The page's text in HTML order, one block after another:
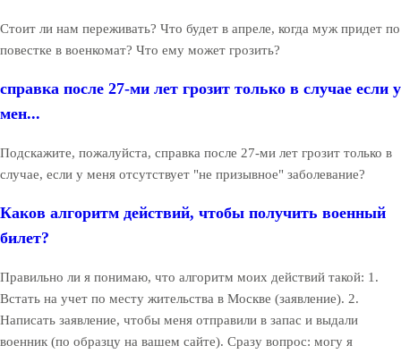
Стоит ли нам переживать? Что будет в апреле, когда муж придет по
повестке в военкомат? Что ему может грозить?
справка после 27-ми лет грозит только в случае если у
мен...
Подскажите, пожалуйста, справка после 27-ми лет грозит только в
случае, если у меня отсутствует "не призывное" заболевание?
Каков алгоритм действий, чтобы получить военный
билет?
Правильно ли я понимаю, что алгоритм моих действий такой: 1.
Встать на учет по месту жительства в Москве (заявление). 2.
Написать заявление, чтобы меня отправили в запас и выдали
военник (по образцу на вашем сайте). Сразу вопрос: могу я